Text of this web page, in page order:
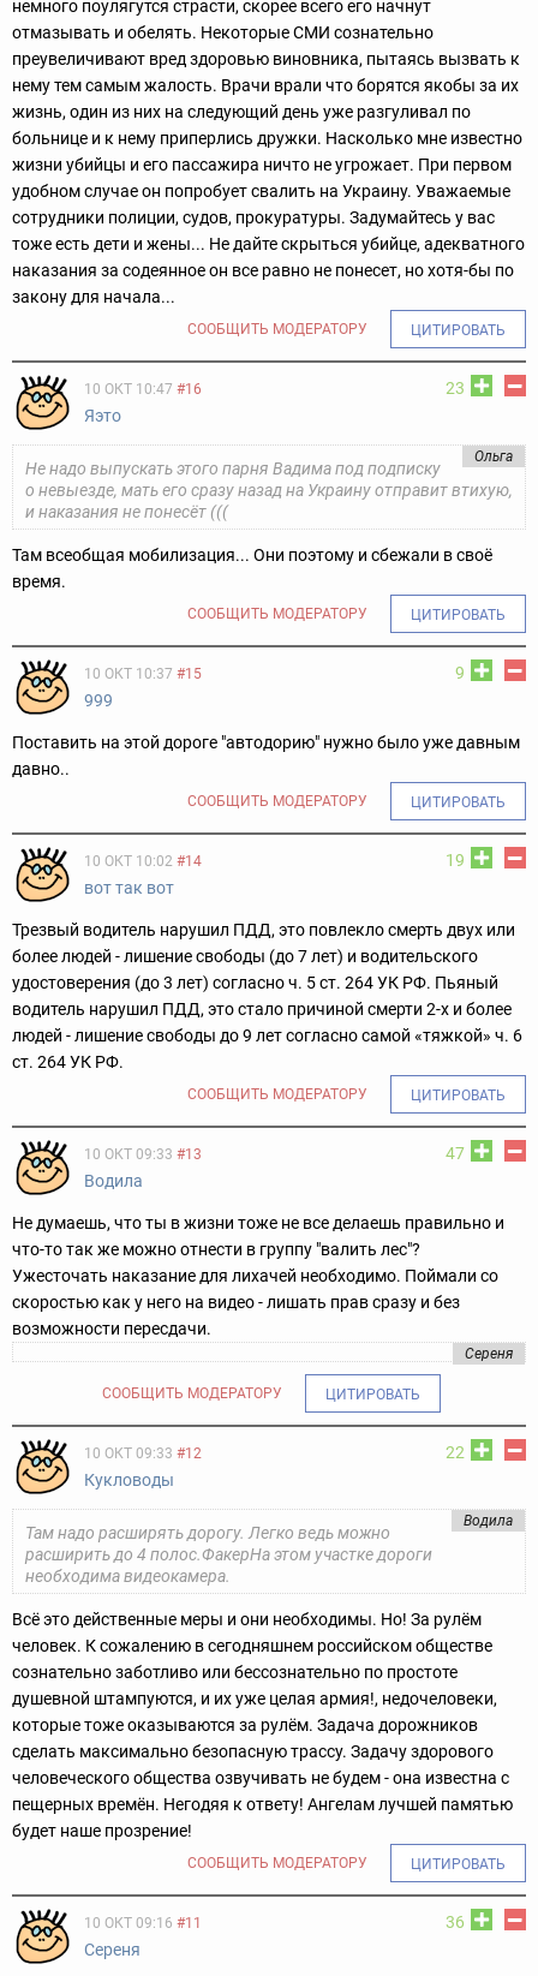
немного поулягутся страсти, скорее всего его начнут
отмазывать и обелять. Некоторые СМИ сознательно
преувеличивают вред здоровью виновника, пытаясь вызвать к
нему тем самым жалость. Врачи врали что борятся якобы за их
жизнь, один из них на следующий день уже разгуливал по
больнице и к нему приперлись дружки. Насколько мне известно
жизни убийцы и его пассажира ничто не угрожает. При первом
удобном случае он попробует свалить на Украину. Уважаемые
сотрудники полиции, судов, прокуратуры. Задумайтесь у вас
тоже есть дети и жены... Не дайте скрыться убийце, адекватного
наказания за содеянное он все равно не понесет, но хотя-бы по
закону для начала...
СООБЩИТЬ МОДЕРАТОРУ ЦИТИРОВАТЬ
23
10 ОКТ 10:47 #16
Яэто
Ольга
Не надо выпускать этого парня Вадима под подписку
о невыезде, мать его сразу назад на Украину отправит втихую,
и наказания не понесёт (((
Там всеобщая мобилизация... Они поэтому и сбежали в своё
время.
СООБЩИТЬ МОДЕРАТОРУ ЦИТИРОВАТЬ
9
10 ОКТ 10:37 #15
999
Поставить на этой дороге "автодорию" нужно было уже давным
давно..
СООБЩИТЬ МОДЕРАТОРУ ЦИТИРОВАТЬ
19
10 ОКТ 10:02 #14
вот так вот
Трезвый водитель нарушил ПДД, это повлекло смерть двух или
более людей - лишение свободы (до 7 лет) и водительского
удостоверения (до 3 лет) согласно ч. 5 ст. 264 УК РФ. Пьяный
водитель нарушил ПДД, это стало причиной смерти 2-х и более
людей - лишение свободы до 9 лет согласно самой «тяжкой» ч. 6
ст. 264 УК РФ.
СООБЩИТЬ МОДЕРАТОРУ ЦИТИРОВАТЬ
47
10 ОКТ 09:33 #13
Водила
Не думаешь, что ты в жизни тоже не все делаешь правильно и
что-то так же можно отнести в группу "валить лес"?
Ужесточать наказание для лихачей необходимо. Поймали со
скоростью как у него на видео - лишать прав сразу и без
возможности пересдачи.
Сереня
СООБЩИТЬ МОДЕРАТОРУ ЦИТИРОВАТЬ
22
10 ОКТ 09:33 #12
Кукловоды
Водила
Там надо расширять дорогу. Легко ведь можно
расширить до 4 полос.ФакерНа этом участке дороги
необходима видеокамера.
Всё это действенные меры и они необходимы. Но! За рулём
человек. К сожалению в сегодняшнем российском обществе
сознательно заботливо или бессознательно по простоте
душевной штампуются, и их уже целая армия!, недочеловеки,
которые тоже оказываются за рулём. Задача дорожников
сделать максимально безопасную трассу. Задачу здорового
человеческого общества озвучивать не будем - она известна с
пещерных времён. Негодяя к ответу! Ангелам лучшей памятью
будет наше прозрение!
СООБЩИТЬ МОДЕРАТОРУ ЦИТИРОВАТЬ
36
10 ОКТ 09:16 #11
Сереня